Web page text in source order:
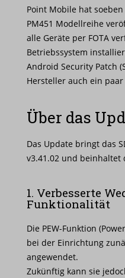
Point Mobile hat
PM451 Modellreihe
alle Geräte per FOTA
Betriebssystem
Android Security Patch
Hersteller auch ein
Über das
Das Update bringt das
v3.41.02 und beinhaltet
1. Verbesserte
Funktionalität
Die PEW-Funktion
bei der Einrichtung
angewendet.
Zukünftig kann sie